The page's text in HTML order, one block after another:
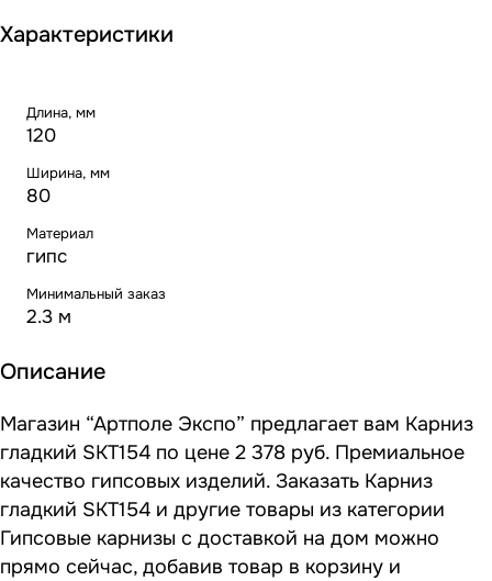
Характеристики
Длина, мм
120
Ширина, мм
80
Материал
гипс
Минимальный заказ
2.3 м
Описание
Магазин “Артполе Экспо” предлагает вам Карниз
гладкий SKT154 по цене 2 378 руб. Премиальное
качество гипсовых изделий. Заказать Карниз
гладкий SKT154 и другие товары из категории
Гипсовые карнизы с доставкой на дом можно
прямо сейчас, добавив товар в корзину и